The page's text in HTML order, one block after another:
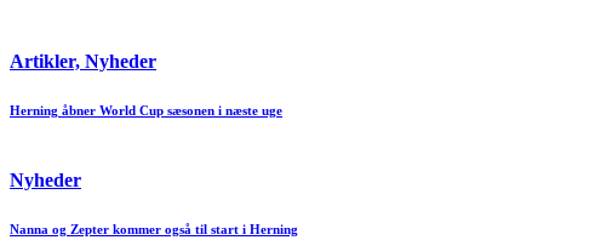
Artikler, Nyheder
Herning åbner World Cup sæsonen i næste uge
Nyheder
Nanna og Zepter kommer også til start i Herning